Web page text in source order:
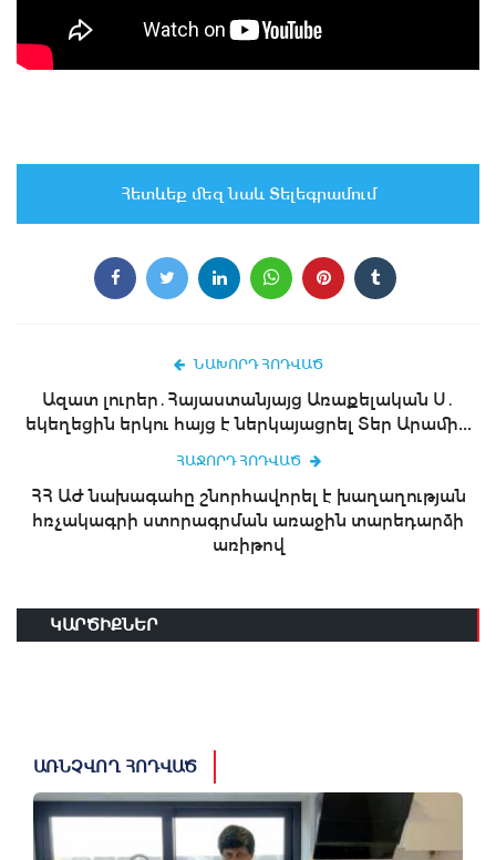
Հետևեք մեզ նաև Տելեգրամում
ՆԱԽՈՐԴ ՀՈԴՎԱԾ
Ազատ լուրեր․Հայաստանյայց Առաքելական Ս․
եկեղեցին երկու հայց է ներկայացրել Տեր Արամի...
ՀԱՋՈՐԴ ՀՈԴՎԱԾ
ՀՀ ԱԺ նախագահը շնորհավորել է խաղաղության
հռչակագրի ստորագրման առաջին տարեդարձի
առիթով
ԿԱՐԾԻՔՆԵՐ
ԱՌՆՉՎՈՂ ՀՈԴՎԱԾ